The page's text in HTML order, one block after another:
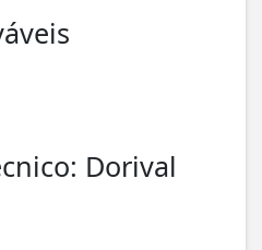
Dorival